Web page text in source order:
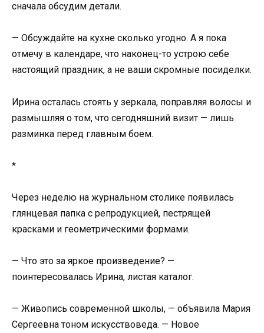
сначала обсудим детали.
— Обсуждайте на кухне сколько угодно. А я пока
отмечу в календаре, что наконец-то устрою себе
настоящий праздник, а не ваши скромные посиделки.
Ирина осталась стоять у зеркала, поправляя волосы и
размышляя о том, что сегодняшний визит — лишь
разминка перед главным боем.
*
Через неделю на журнальном столике появилась
глянцевая папка с репродукцией, пестрящей
красками и геометрическими формами.
— Что это за яркое произведение? —
поинтересовалась Ирина, листая каталог.
— Живопись современной школы, — объявила Мария
Сергеевна тоном искусствоведа. — Новое